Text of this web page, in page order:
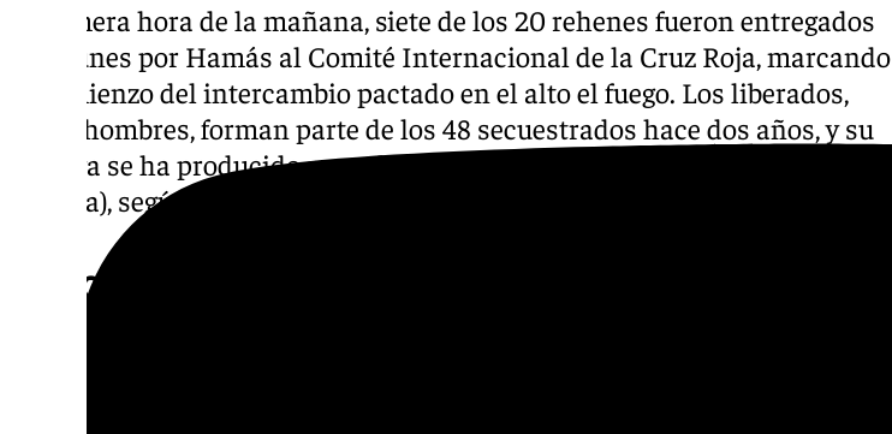
A primera hora de la mañana, siete de los 20 rehenes fueron entregados
este lunes por Hamás al Comité Internacional de la Cruz Roja, marcando
el comienzo del intercambio pactado en el alto el fuego. Los liberados,
todos hombres, forman parte de los 48 secuestrados hace dos años, y su
entrega se ha producido poco después de las 08.00 hora local (07.00 en
España), según han confirmado las autoridades.
170 camiones con ayuda humanitaria